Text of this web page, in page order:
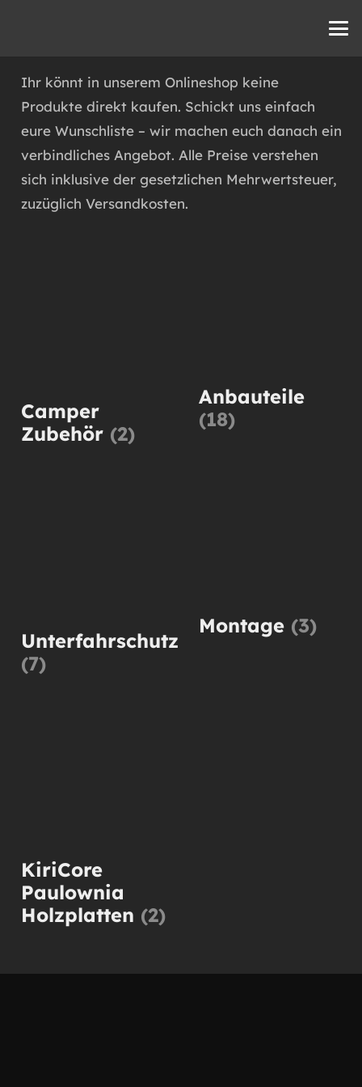
Ihr könnt in unserem Onlineshop keine
Produkte direkt kaufen. Schickt uns einfach
eure Wunschliste – wir machen euch danach ein
verbindliches Angebot. Alle Preise verstehen
sich inklusive der gesetzlichen Mehrwertsteuer,
zuzüglich Versandkosten.
Camper
Zubehör (2)
Anbauteile
(18)
Unterfahrschutz
(7)
Montage (3)
KiriCore
Paulownia
Holzplatten (2)